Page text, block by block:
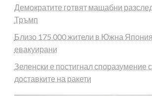
Демократите готвят мащабни
Тръмп
Близо 175 000 жители в Южна
евакуирани
Зеленски е постигнал споразумение
доставките на ракети